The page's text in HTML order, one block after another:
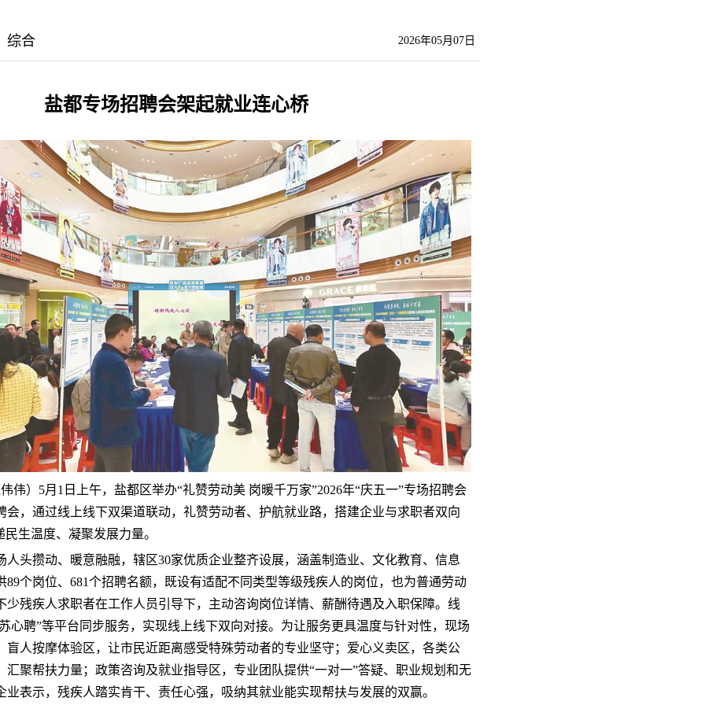
综合 2026年05月07日
盐都专场招聘会架起就业连心桥
伟）5月1日上午，盐都区举办“礼赞劳动美 岗暖千万家”2026年“庆五一”专场招聘会
会，通过线上线下双渠道联动，礼赞劳动者、护航就业路，搭建企业与求职者双向
生温度、凝聚发展力量。
人头攒动、暖意融融，辖区30家优质企业整齐设展，涵盖制造业、文化教育、信息
89个岗位、681个招聘名额，既设有适配不同类型等级残疾人的岗位，也为普通劳动
少残疾人求职者在工作人员引导下，主动咨询岗位详情、薪酬待遇及入职保障。线
心聘”等平台同步服务，实现线上线下双向对接。为让服务更具温度与针对性，现场
盲人按摩体验区，让市民近距离感受特殊劳动者的专业坚守；爱心义卖区，各类公
汇聚帮扶力量；政策咨询及就业指导区，专业团队提供“一对一”答疑、职业规划和无
业表示，残疾人踏实肯干、责任心强，吸纳其就业能实现帮扶与发展的双赢。